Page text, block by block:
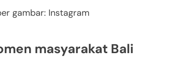
gambar: Instagram
masyarakat Bali